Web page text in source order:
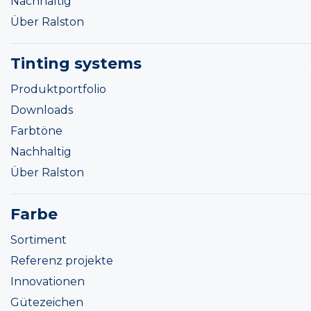
Über Ralston
Tinting systems
Produktportfolio
Downloads
Farbtöne
Nachhaltig
Über Ralston
Farbe
Sortiment
Referenz projekte
Innovationen
Gütezeichen